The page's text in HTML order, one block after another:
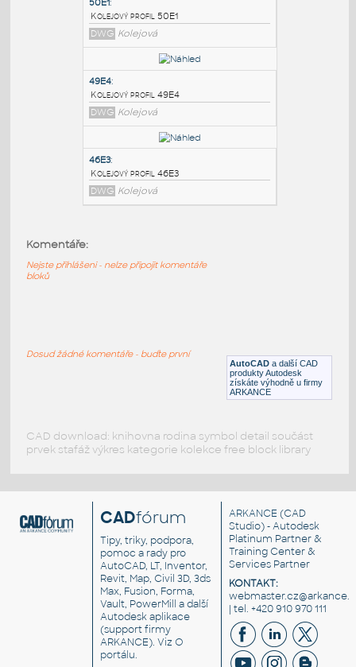
50E2:
Kolejový profil 50E2
DWG
Kolejový profil 50E1
DWG Kolejová
DWG Kolejová
DWG Kolejová AutoCAD a další CAD
produkty Autodesk
získáte výhodně u firmy
ARKANCE
Komentáře:
Nejste přihlášeni - nelze připojit komentáře
bloků
Dosud žádné komentáře - buďte první
CAD download: knihovna rodina symbol detail součást
prvek stafáž výkres kategorie kolekce free block library
CADfórum
Tipy, triky, podpora,
pomoc a rady pro
AutoCAD, LT, Inventor,
Revit, Map, Civil 3D, 3ds
Max, Fusion, Forma,
Vault, PowerMill a další
Autodesk aplikace
(support firmy
ARKANCE). VizO
portálu.
ARKANCE (CAD
Studio) - Autodesk
Platinum Partner &
Training Center &
Services Partner
KONTAKT:
| tel. +420 910 970 111